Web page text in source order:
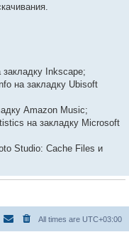
Inkscape;
на закладку Ubisoft
Amazon Music;
на закладку Microsoft
Studio: Cache Files и
PowerDirector;
All times are UTC+03:00